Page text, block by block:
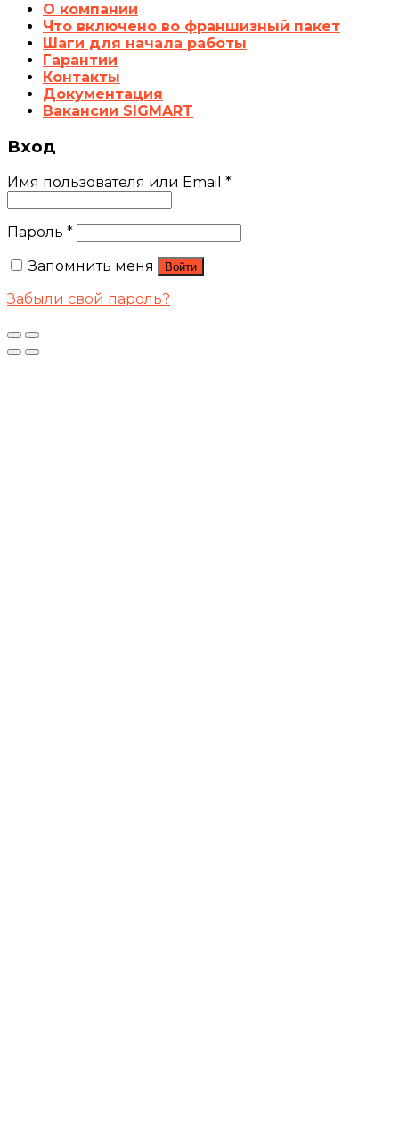
О компании
Что включено во франшизный пакет
Шаги для начала работы
Гарантии
Контакты
Документация
Вакансии SIGMART
Вход
Имя пользователя или Email *
Пароль *
Запомнить меня
Войти
Забыли свой пароль?